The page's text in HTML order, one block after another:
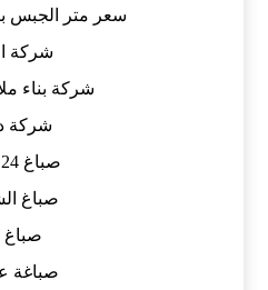
سعر متر الجبس
شركة
شركة بناء
شركة
صباغ 24 ساعة
صباغ
صباغ
صباغة